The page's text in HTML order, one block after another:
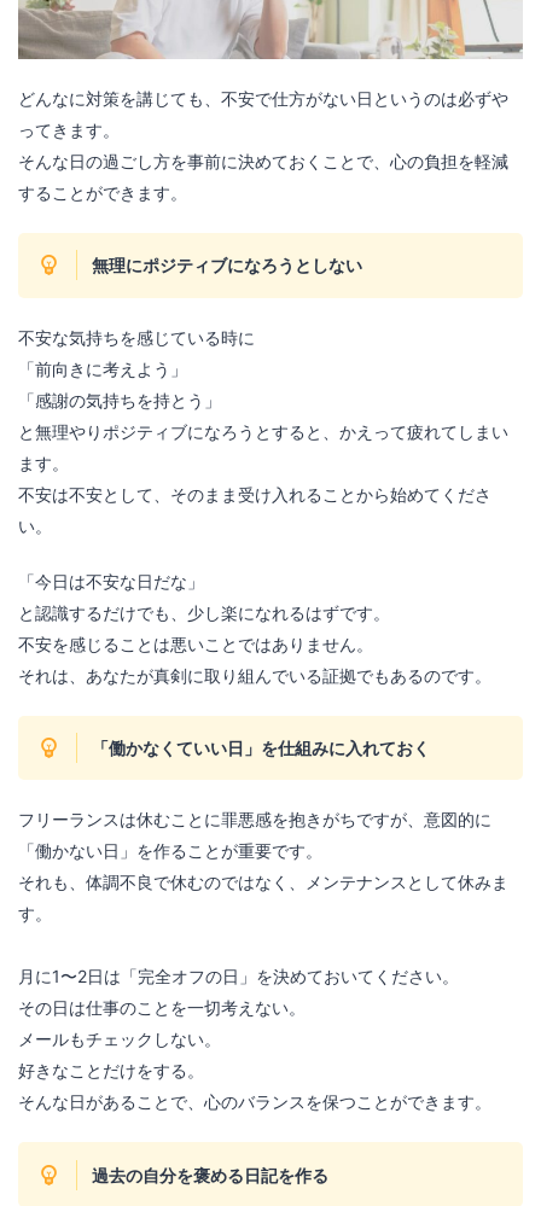
どんなに対策を講じても、不安で仕方がない日というのは必ずや
ってきます。
そんな日の過ごし方を事前に決めておくことで、心の負担を軽減
することができます。
無理にポジティブになろうとしない
不安な気持ちを感じている時に
「前向きに考えよう」
「感謝の気持ちを持とう」
と無理やりポジティブになろうとすると、かえって疲れてしまい
ます。
不安は不安として、そのまま受け入れることから始めてくださ
い。
「今日は不安な日だな」
と認識するだけでも、少し楽になれるはずです。
不安を感じることは悪いことではありません。
それは、あなたが真剣に取り組んでいる証拠でもあるのです。
「働かなくていい日」を仕組みに入れておく
フリーランスは休むことに罪悪感を抱きがちですが、意図的に
「働かない日」を作ることが重要です。
それも、体調不良で休むのではなく、メンテナンスとして休みま
す。
月に1〜2日は「完全オフの日」を決めておいてください。
その日は仕事のことを一切考えない。
メールもチェックしない。
好きなことだけをする。
そんな日があることで、心のバランスを保つことができます。
過去の自分を褒める日記を作る